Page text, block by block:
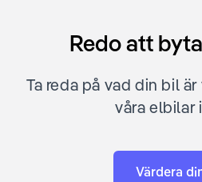
Redo att
Ta reda på vad din bil
våra elbilar
Värdera